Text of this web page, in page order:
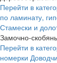
Перейти в
по ламинату,
Стамески и
Замочно-
Перейти в
номерки